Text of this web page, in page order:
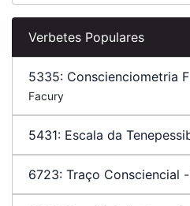
Verbetes Populares
5335: Conscienciometria
Facury
5431: Escala da
6723: Traço Consciencial -